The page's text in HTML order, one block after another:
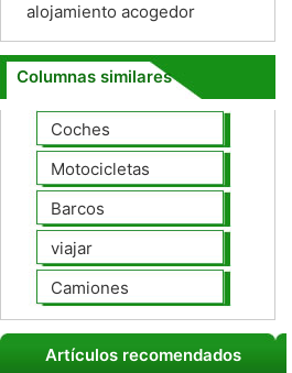
alojamiento acogedor
Columnas similares
Coches
Motocicletas
Barcos
viajar
Camiones
Artículos recomendados